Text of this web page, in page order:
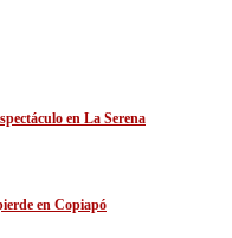
en La Serena
en Copiapó